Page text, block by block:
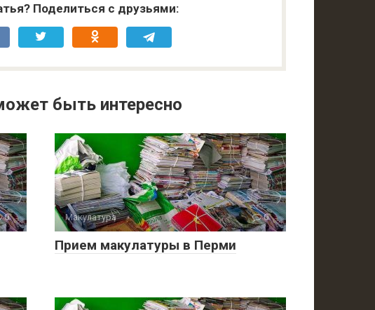
Поделиться с друзьями:
быть интересно
0 Макулатура 0
Прием макулатуры в Перми